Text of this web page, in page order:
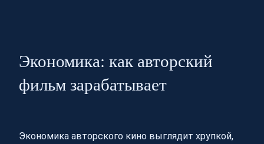
Экономика: как авторский
фильм зарабатывает
Экономика авторского кино выглядит хрупкой,